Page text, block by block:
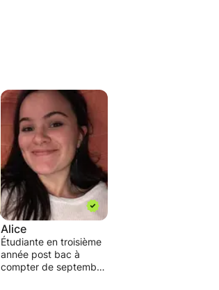
Alice
Étudiante en troisième
année post bac à
compter de septembre